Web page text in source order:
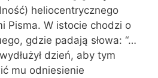
heliocentrycznego
Pisma. W istocie chodzi o
gdzie padają słowa: “…
dzień, aby tym
mu odniesienie